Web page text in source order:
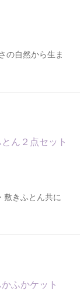
自然から生ま
ん２点セット
敷きふとん共に
ふかケット